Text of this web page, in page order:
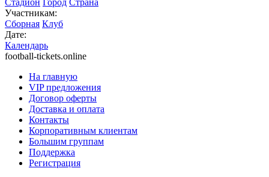
Участникам:
Сборная Клуб
Дате:
Календарь
football-tickets.online
На главную
VIP предложения
Договор оферты
Доставка и оплата
Контакты
Корпоративным клиентам
Большим группам
Поддержка
Регистрация